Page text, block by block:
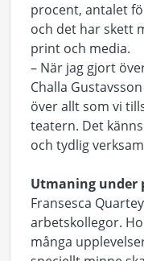
procent, antalet
och det har skett
print och media.
– När jag gjort
Challa
över allt som vi
teatern. Det
och tydlig
Utmaning under
Fransesca
arbetskollegor.
många